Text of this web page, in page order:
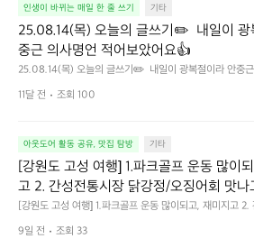
인생이 바뀌는 매일 한 줄 쓰기 기타
25.08.14(목) 오늘의 글쓰기✏️  내일이 광
중근 의사명언 적어보았어요👍
25.08.14(목) 오늘의 글쓰기✏️  내일이 광복절이라 안중
11달 전 조회 100
아웃도어 활동 공유, 맛집 탐방 기타
[강원도 고성 여행] 1.파크골프 운동 많이
고 2. 간성전통시장 닭강정/오징어회 맛나
앞바다 모듬회 기가막히고 4. 모듬곱창
내두르고 5. 썬셋에 취하고 ~
[강원도 고성 여행] 1.파크골프 운동 많이되고, 재미지고 2.
강정/오징어회 맛나고 3. 동해 앞바다 모듬회 기가막히고
한잔 혀를 내두르고 5. 썬셋에 취하고 ~
9일 전 조회 33